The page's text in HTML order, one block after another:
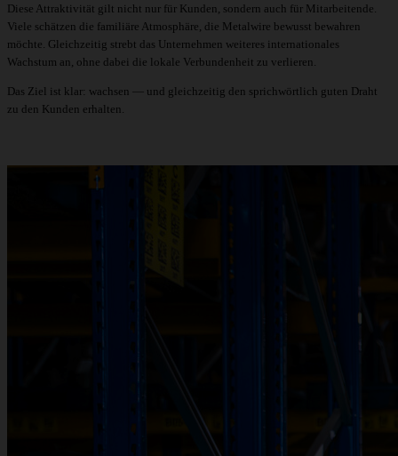
Diese Attraktivität gilt nicht nur für Kunden, sondern auch für Mitarbeitende.
Viele schätzen die familiäre Atmosphäre, die Metalwire bewusst bewahren
möchte. Gleichzeitig strebt das Unternehmen weiteres internationales
Wachstum an, ohne dabei die lokale Verbundenheit zu verlieren.
Das Ziel ist klar: wachsen — und gleichzeitig den sprichwörtlich guten Draht
zu den Kunden erhalten.